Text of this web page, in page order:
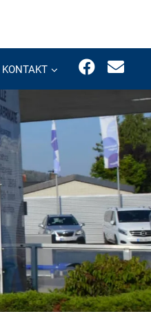
KONTAKT